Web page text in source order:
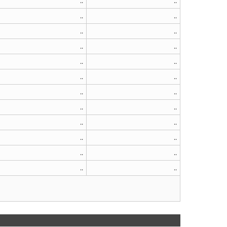
..
..
..
..
..
..
..
..
..
..
..
..
..
..
..
..
..
..
..
..
..
..